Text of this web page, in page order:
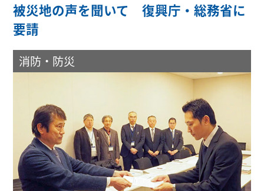
被災地の声を聞いて 復興庁・総務省に
要請
消防・防災